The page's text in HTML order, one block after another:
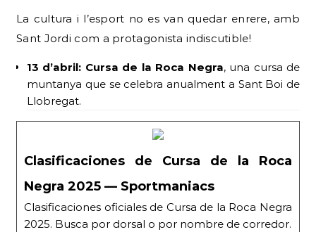
La cultura i l’esport no es van quedar enrere, amb
Sant Jordi com a protagonista indiscutible!
13 d’abril: Cursa de la Roca Negra, una cursa de
muntanya que se celebra anualment a Sant Boi de
Llobregat.
Clasificaciones de Cursa de la Roca
Negra 2025 — Sportmaniacs
Clasificaciones oficiales de Cursa de la Roca Negra
2025. Busca por dorsal o por nombre de corredor.